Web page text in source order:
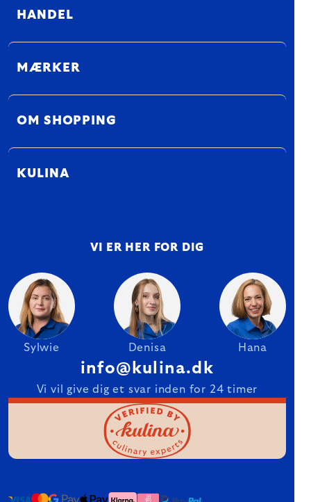
HANDEL
MÆRKER
OM SHOPPING
KULINA
VI ER HER FOR DIG
Sylwie Denisa Hana
info@kulina.dk
Vi vil give dig et svar inden for 24 timer